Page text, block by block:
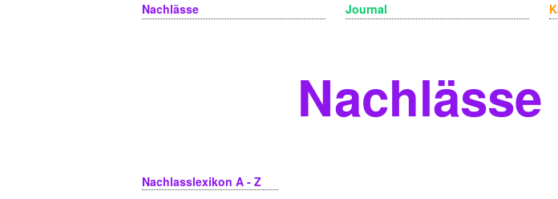
Nachlässe
Journal
Nachlasslexikon A - Z